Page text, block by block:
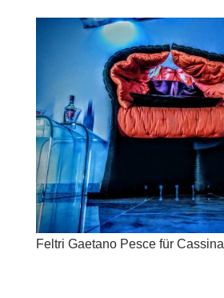
Feltri Gaetano Pesce für Cassina